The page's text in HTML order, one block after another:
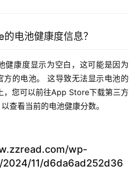
电池健康度信息？
健康度显示为空白，这可能是因为
方的电池。 这导致无法显示电池的
，您可以前往App Store下载第三方
查看当前的电池健康分数。
wp-
11/d6da6ad252d36